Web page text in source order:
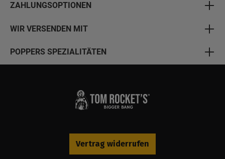
ZAHLUNGSOPTIONEN
WIR VERSENDEN MIT
POPPERS SPEZIALITÄTEN
Vertrag widerrufen